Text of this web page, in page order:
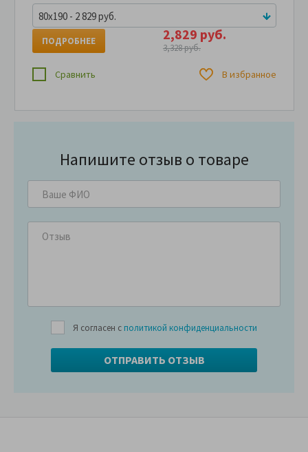
80x190 - 2 829 руб.
2,829 руб.
3,328 руб.
ПОДРОБНЕЕ
Сравнить В избранное
Напишите отзыв о товаре
Я согласен с политикой конфиденциальности